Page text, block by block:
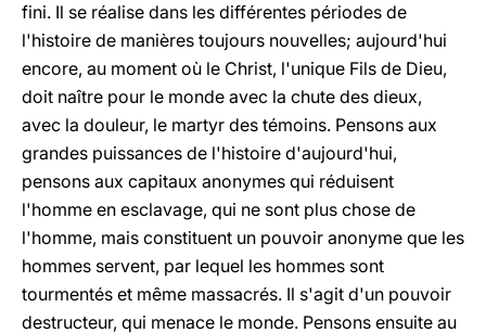
fini. Il se réalise dans les différentes périodes de
l'histoire de manières toujours nouvelles; aujourd'hui
encore, au moment où le Christ, l'unique Fils de Dieu,
doit naître pour le monde avec la chute des dieux,
avec la douleur, le martyr des témoins. Pensons aux
grandes puissances de l'histoire d'aujourd'hui,
pensons aux capitaux anonymes qui réduisent
l'homme en esclavage, qui ne sont plus chose de
l'homme, mais constituent un pouvoir anonyme que les
hommes servent, par lequel les hommes sont
tourmentés et même massacrés. Il s'agit d'un pouvoir
destructeur, qui menace le monde. Pensons ensuite au